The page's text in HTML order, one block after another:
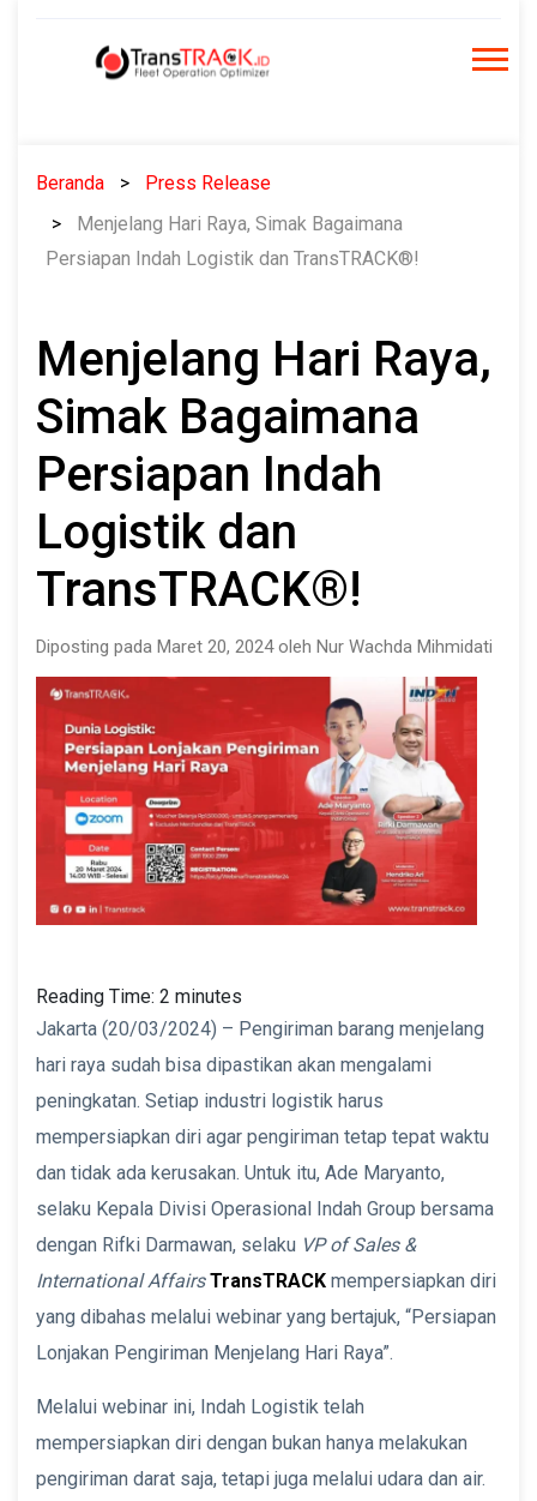
Beranda
Press Release
Menjelang Hari Raya, Simak Bagaimana
Persiapan Indah Logistik dan TransTRACK®!
Menjelang Hari Raya,
Simak Bagaimana
Persiapan Indah
Logistik dan
TransTRACK®!
Diposting pada Maret 20, 2024 oleh Nur Wachda Mihmidati
Reading Time: 2 minutes
Jakarta (20/03/2024) – Pengiriman barang menjelang
hari raya sudah bisa dipastikan akan mengalami
peningkatan. Setiap industri logistik harus
mempersiapkan diri agar pengiriman tetap tepat waktu
dan tidak ada kerusakan. Untuk itu, Ade Maryanto,
selaku Kepala Divisi Operasional Indah Group bersama
dengan Rifki Darmawan, selaku VP of Sales &
International AffairsTransTRACK mempersiapkan diri
yang dibahas melalui webinar yang bertajuk, “Persiapan
Lonjakan Pengiriman Menjelang Hari Raya”.
Melalui webinar ini, Indah Logistik telah
mempersiapkan diri dengan bukan hanya melakukan
pengiriman darat saja, tetapi juga melalui udara dan air.